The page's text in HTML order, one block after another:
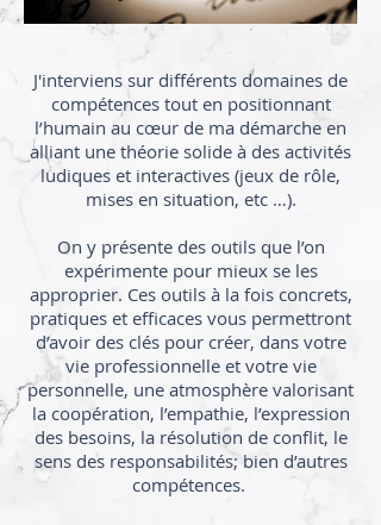
J'interviens sur différents domaines de
compétences tout en positionnant
l’humain au cœur de ma démarche en
alliant une théorie solide à des activités
ludiques et interactives (jeux de rôle,
mises en situation, etc …).
On y présente des outils que l’on
expérimente pour mieux se les
approprier. Ces outils à la fois concrets,
pratiques et efficaces vous permettront
d’avoir des clés pour créer, dans votre
vie professionnelle et votre vie
personnelle, une atmosphère valorisant
la coopération, l’empathie, l’expression
des besoins, la résolution de conflit, le
sens des responsabilités; bien d’autres
compétences.